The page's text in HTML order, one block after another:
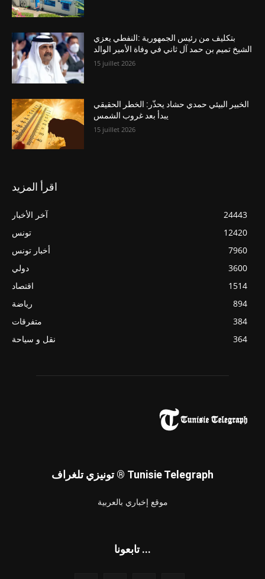
بتكليف من رئيس الجمهورية :النفطي يعزي
الشيخ تميم بن حمد آل ثاني في وفاة الأمير الوالد
15 juillet 2026
الخبير البيئي حمدي حشاد يحذّر: الخطر الحقيقي
يبدأ بعد غروب الشمس
15 juillet 2026
اقرأ المزيد
آخر الأخبار
24443
تونس
12420
أخبار تونس
7960
دولي
3600
اقتصاد
1514
رياضة
894
متفرقات
384
نقل و سياحة
364
تونيزي تلغراف ® Tunisie Telegraph
موقع إخباري بالعربية
تابعونا ...